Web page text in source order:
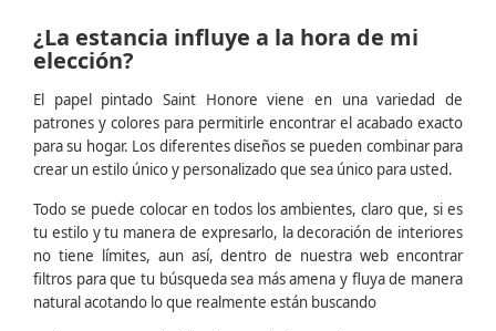
¿La estancia influye a la hora de mi
elección?
El papel pintado Saint Honore viene en una variedad de
patrones y colores para permitirle encontrar el acabado exacto
para su hogar. Los diferentes diseños se pueden combinar para
crear un estilo único y personalizado que sea único para usted.
Todo se puede colocar en todos los ambientes, claro que, si es
tu estilo y tu manera de expresarlo, la decoración de interiores
no tiene límites, aun así, dentro de nuestra web encontrar
filtros para que tu búsqueda sea más amena y fluya de manera
natural acotando lo que realmente están buscando